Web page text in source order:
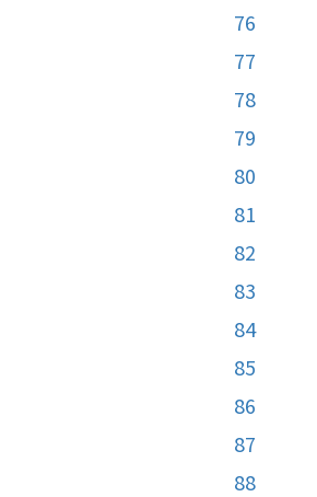
76
77
78
79
80
81
82
83
84
85
86
87
88